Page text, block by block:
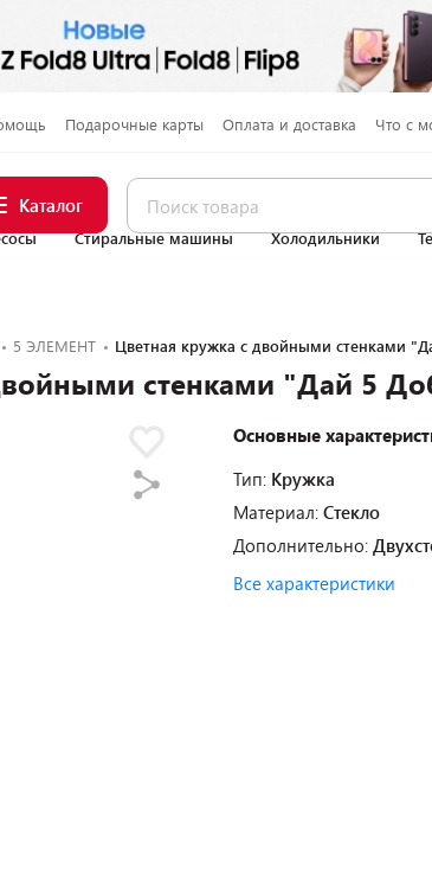
Подарочные карты Оплата и доставка Что с
Каталог
Стиральные машины Холодильники
5 ЭЛЕМЕНТ Цветная кружка с двойными стенками
стенками "Дай 5
Основные
Тип: Кружка
Материал: Стекло
Дополнительно:
Все характеристики